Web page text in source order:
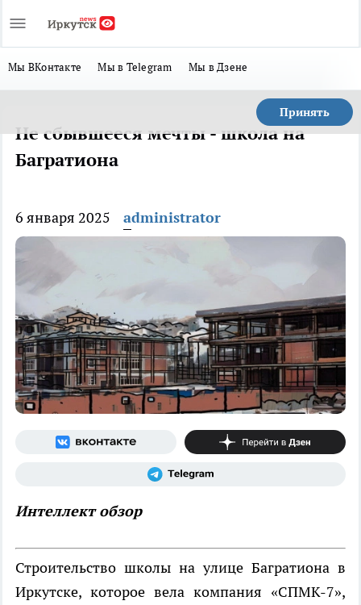
Мы ВКонтакте Мы в Telegram Мы в Дзене
Принять
Не сбывшееся мечты - школа на
Багратиона
6 января 2025 administrator
Интеллект обзор
Строительство школы на улице Багратиона в
Иркутске, которое вела компания «СПМК-7»,